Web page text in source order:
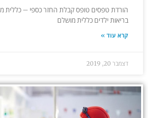
הורדת טפסים טופס קבלת החזר כספי – כללית
בריאות ילדים כללית מושלם
קרא עוד »
דצמבר 20, 2019